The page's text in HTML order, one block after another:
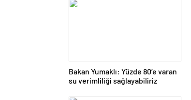
Bakan Yumaklı: Yüzde 80’e varan
su verimliliği sağlayabiliriz